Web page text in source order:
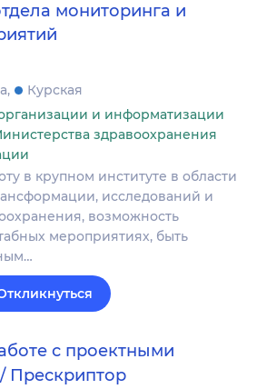
мониторинга и
Курская
и информатизации
здравоохранения
в крупном институте в области
исследований и
возможность
мероприятиях, быть
с проектными
Прескриптор